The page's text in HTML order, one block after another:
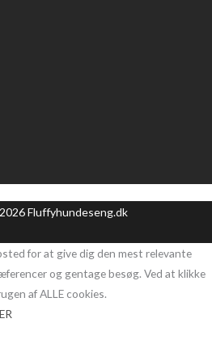
Fluffyhundeseng.dk
for at give dig den mest relevante
og gentage besøg. Ved at klikke
af ​​ALLE cookies.